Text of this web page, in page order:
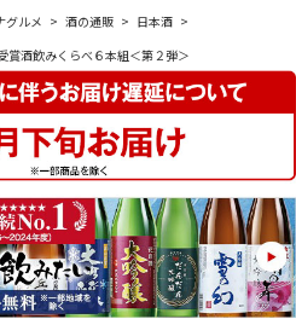
グルメ > 酒の通販 > 日本酒 >
賞酒飲みくらべ６本組＜第２弾＞